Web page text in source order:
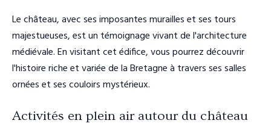
Le château, avec ses imposantes murailles et ses tours
majestueuses, est un témoignage vivant de l'architecture
médiévale. En visitant cet édifice, vous pourrez découvrir
l'histoire riche et variée de la Bretagne à travers ses salles
ornées et ses couloirs mystérieux.
Activités en plein air autour du château